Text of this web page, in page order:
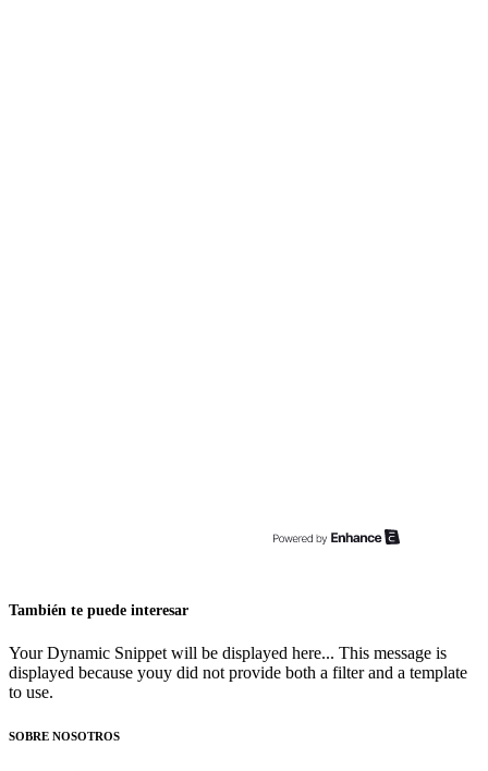
También te puede interesar
Your Dynamic Snippet will be displayed here... This message is
displayed because youy did not provide both a filter and a template
to use.
SOBRE NOSOTROS